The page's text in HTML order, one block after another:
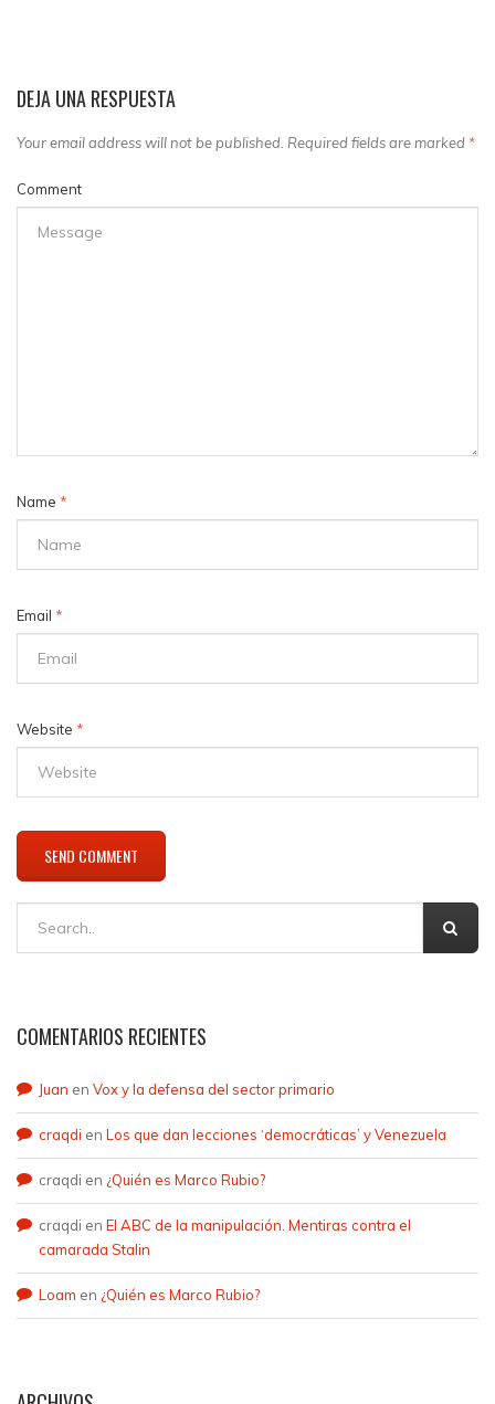
DEJA UNA RESPUESTA
Your email address will not be published. Required fields are marked *
Comment
Name *
Email *
Website *
COMENTARIOS RECIENTES
Juan en Vox y la defensa del sector primario
craqdi en Los que dan lecciones ‘democráticas’ y Venezuela
craqdi en ¿Quién es Marco Rubio?
craqdi en El ABC de la manipulación. Mentiras contra el
camarada Stalin
Loam en ¿Quién es Marco Rubio?